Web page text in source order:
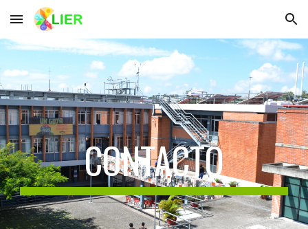
Skip to main content Skip to navigation
CONTACTO